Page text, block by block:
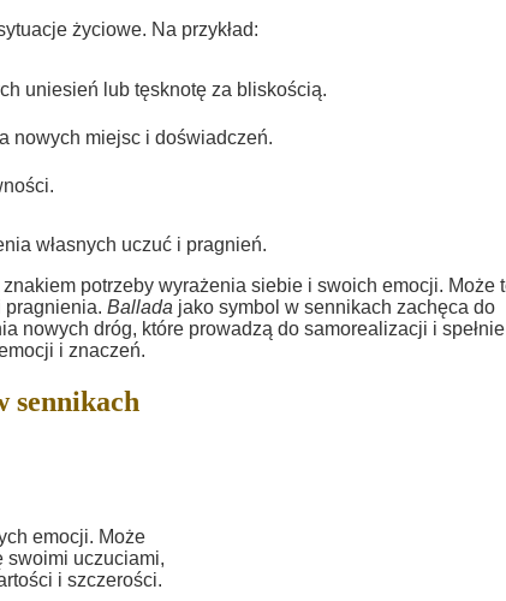
życiowe. Na przykład:
uniesień lub tęsknotę za bliskością.
nowych miejsc i doświadczeń.
własnych uczuć i pragnień.
potrzeby wyrażenia siebie i swoich emocji. Może
pragnienia. Ballada jako symbol w sennikach zachęca do
nowych dróg, które prowadzą do samorealizacji i
i znaczeń.
sennikach
emocji. Może
swoimi uczuciami,
i szczerości.